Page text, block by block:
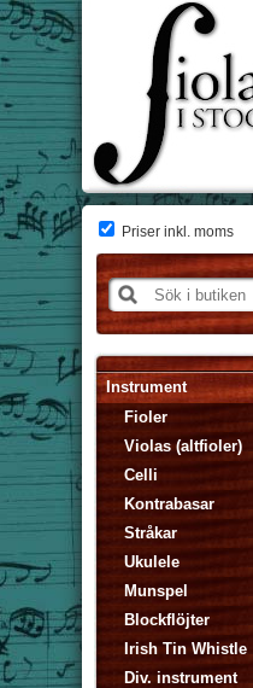
Priser inkl. moms
Instrument
Fioler
Violas (altfioler)
Celli
Kontrabasar
Stråkar
Ukulele
Munspel
Blockflöjter
Irish Tin Whistle
Div. instrument